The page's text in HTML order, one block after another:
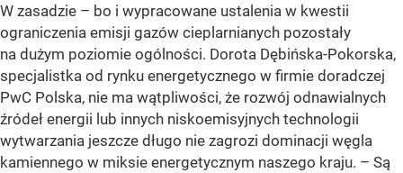
W zasadzie – bo i wypracowane ustalenia w kwestii
ograniczenia emisji gazów cieplarnianych pozostały
na dużym poziomie ogólności. Dorota Dębińska-Pokorska,
specjalistka od rynku energetycznego w firmie doradczej
PwC Polska, nie ma wątpliwości, że rozwój odnawialnych
źródeł energii lub innych niskoemisyjnych technologii
wytwarzania jeszcze długo nie zagrozi dominacji węgla
kamiennego w miksie energetycznym naszego kraju. – Są